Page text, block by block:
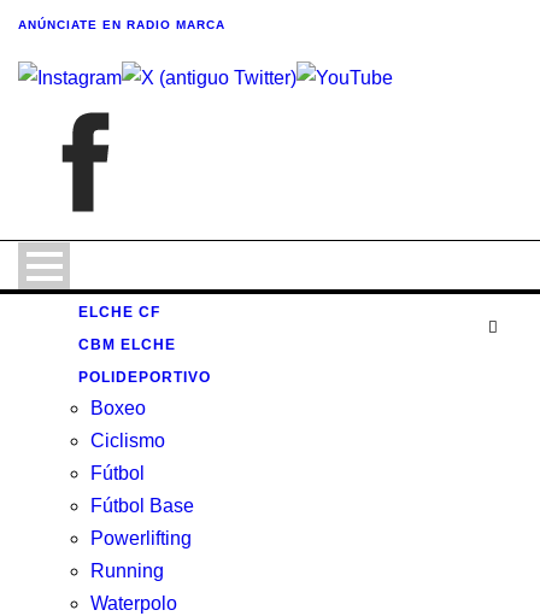
ANÚNCIATE EN RADIO MARCA
ELCHE CF
CBM ELCHE
POLIDEPORTIVO
Boxeo
Ciclismo
Fútbol
Fútbol Base
Powerlifting
Running
Waterpolo